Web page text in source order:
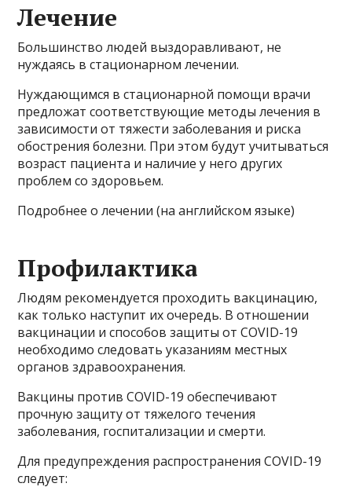
Лечение
Большинство людей выздоравливают, не
нуждаясь в стационарном лечении.
Нуждающимся в стационарной помощи врачи
предложат соответствующие методы лечения в
зависимости от тяжести заболевания и риска
обострения болезни. При этом будут учитываться
возраст пациента и наличие у него других
проблем со здоровьем.
Подробнее о лечении (на английском языке)
Профилактика
Людям рекомендуется проходить вакцинацию,
как только наступит их очередь. В отношении
вакцинации и способов защиты от COVID-19
необходимо следовать указаниям местных
органов здравоохранения.
Вакцины против COVID-19 обеспечивают
прочную защиту от тяжелого течения
заболевания, госпитализации и смерти.
Для предупреждения распространения COVID-19
следует: